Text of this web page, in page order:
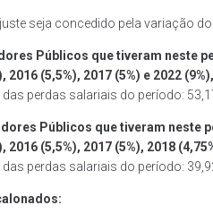
seja concedido pela variação
Públicos que tiveram neste
2016 (5,5%), 2017 (5%) e 2022
perdas salariais do período:
Públicos que tiveram neste
2016 (5,5%), 2017 (5%), 2018
perdas salariais do período: